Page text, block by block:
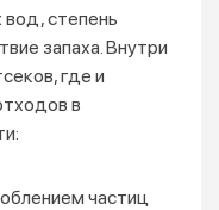
вод, степень
запаха. Внутри
где и
в
частиц